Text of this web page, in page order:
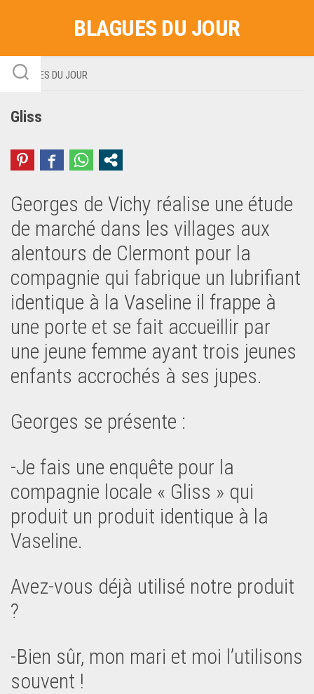
BLAGUES DU JOUR
BLAGUES DU JOUR
Gliss
Georges de Vichy réalise une étude
de marché dans les villages aux
alentours de Clermont pour la
compagnie qui fabrique un lubrifiant
identique à la Vaseline il frappe à
une porte et se fait accueillir par
une jeune femme ayant trois jeunes
enfants accrochés à ses jupes.
Georges se présente :
-Je fais une enquête pour la
compagnie locale « Gliss » qui
produit un produit identique à la
Vaseline.
Avez-vous déjà utilisé notre produit
?
-Bien sûr, mon mari et moi l’utilisons
souvent !